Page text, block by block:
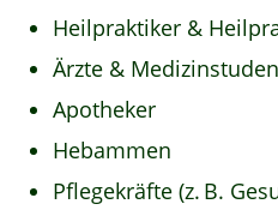
Heilpraktiker &
Ärzte &
Apotheker
Hebammen
Pflegekräfte (z. B.